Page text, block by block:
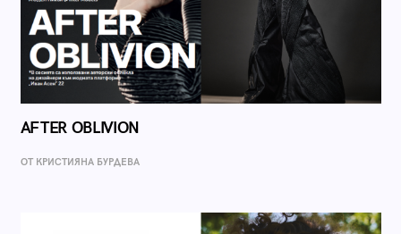
AFTER OBLIVION
ОТ КРИСТИЯНА БУРДЕВА